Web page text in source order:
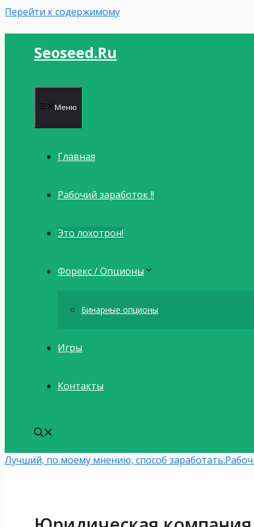
Перейти к содержимому
Seoseed.ru
Меню
Главная
Рабочий заработок !!
Это лохотрон!
Форекс / Опционы
Бинарные опционы
Игры
Контакты
Лучший, по моему мнению, способ заработать: